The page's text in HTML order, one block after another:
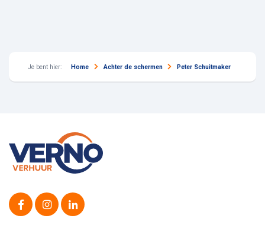
Je bent hier: Home Achter de schermen Peter Schuitmaker